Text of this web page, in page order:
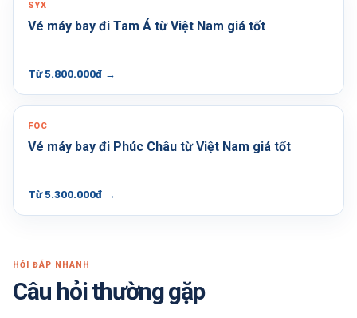
SYX
Vé máy bay đi Tam Á từ Việt Nam giá tốt
Từ 5.800.000đ →
FOC
Vé máy bay đi Phúc Châu từ Việt Nam giá tốt
Từ 5.300.000đ →
HỎI ĐÁP NHANH
Câu hỏi thường gặp